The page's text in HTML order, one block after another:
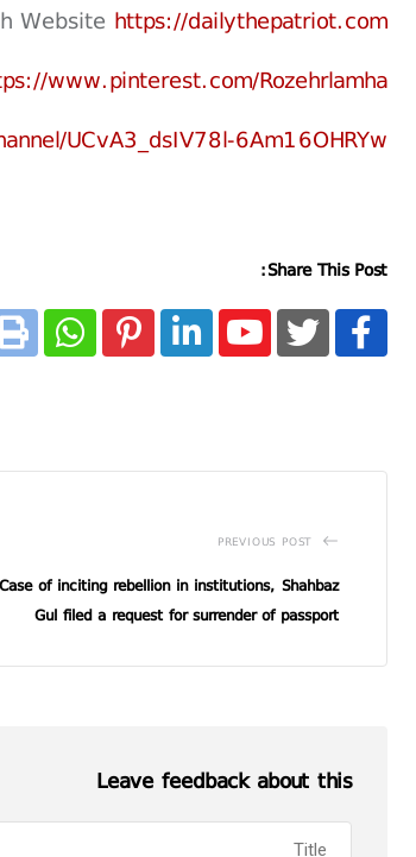
Website https://dailythepatriot.com/
www.pinterest.com/Rozehrlamha
UCvA3_dsIV78l-6Am16OHRYw
Share This Post:
PREVIOUS POST
of inciting rebellion in institutions, Shahbaz
Gul filed a request for surrender of passport
Leave feedback about this